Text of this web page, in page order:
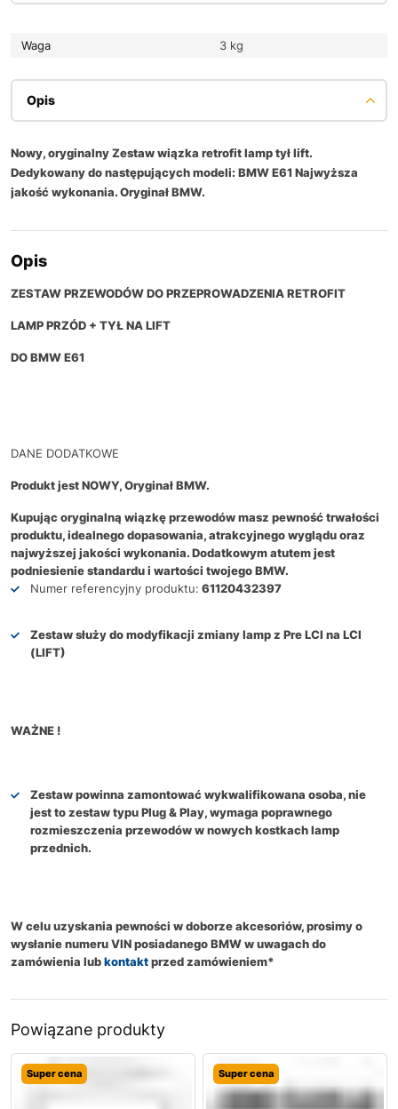
Waga 3 kg
Opis
Nowy, oryginalny Zestaw wiązka retrofit lamp tył lift.
Dedykowany do następujących modeli: BMW E61 Najwyższa
jakość wykonania. Oryginał BMW.
Opis
ZESTAW PRZEWODÓW DO PRZEPROWADZENIA RETROFIT
LAMP PRZÓD + TYŁ NA LIFT
DO BMW E61
DANE DODATKOWE
Produkt jest NOWY, Oryginał BMW.
Kupując oryginalną wiązkę przewodów masz pewność trwałości
produktu, idealnego dopasowania, atrakcyjnego wyglądu oraz
najwyższej jakości wykonania. Dodatkowym atutem jest
podniesienie standardu i wartości twojego BMW.
Numer referencyjny produktu: 61120432397
Zestaw służy do modyfikacji zmiany lamp z Pre LCI na LCI
(LIFT)
WAŻNE !
Zestaw powinna zamontować wykwalifikowana osoba, nie
jest to zestaw typu Plug & Play, wymaga poprawnego
rozmieszczenia przewodów w nowych kostkach lamp
przednich.
W celu uzyskania pewności w doborze akcesoriów, prosimy o
wysłanie numeru VIN posiadanego BMW w uwagach do
zamówienia lubkontaktprzed zamówieniem*
Powiązane produkty
Super cena Super cena